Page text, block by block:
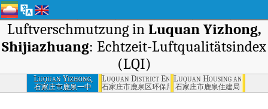
Luftverschmutzung in Luquan Yizhong,
Shijiazhuang: Echtzeit-Luftqualitätsindex
(LQI)
Luquan Yizhong,
Shijiazhuang
石家庄市鹿泉一中
Luquan District Environmental Protection
石家庄市鹿泉区环保局
Luquan Housing and
石家庄市鹿泉住建局